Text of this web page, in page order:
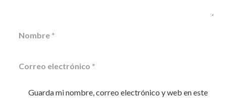
Guarda mi nombre, correo electrónico y web en este